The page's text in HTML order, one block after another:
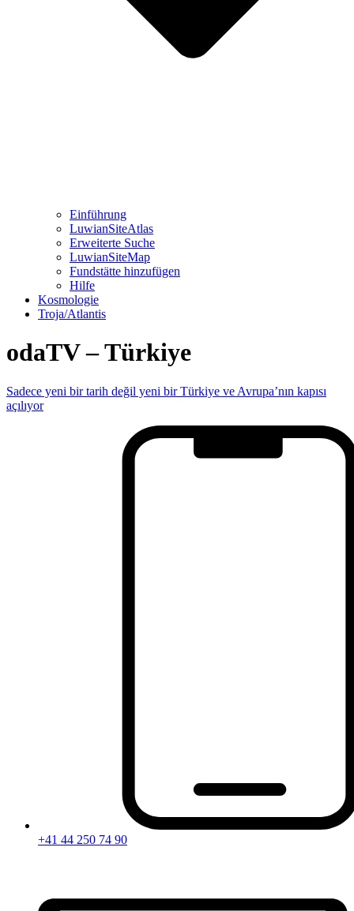
Einführung
LuwianSiteAtlas
Erweiterte Suche
LuwianSiteMap
Fundstätte hinzufügen
Hilfe
Kosmologie
Troja/Atlantis
odaTV – Türkiye
Sadece yeni bir tarih değil yeni bir Türkiye ve Avrupa’nın kapısı
açılıyor
+41 44 250 74 90